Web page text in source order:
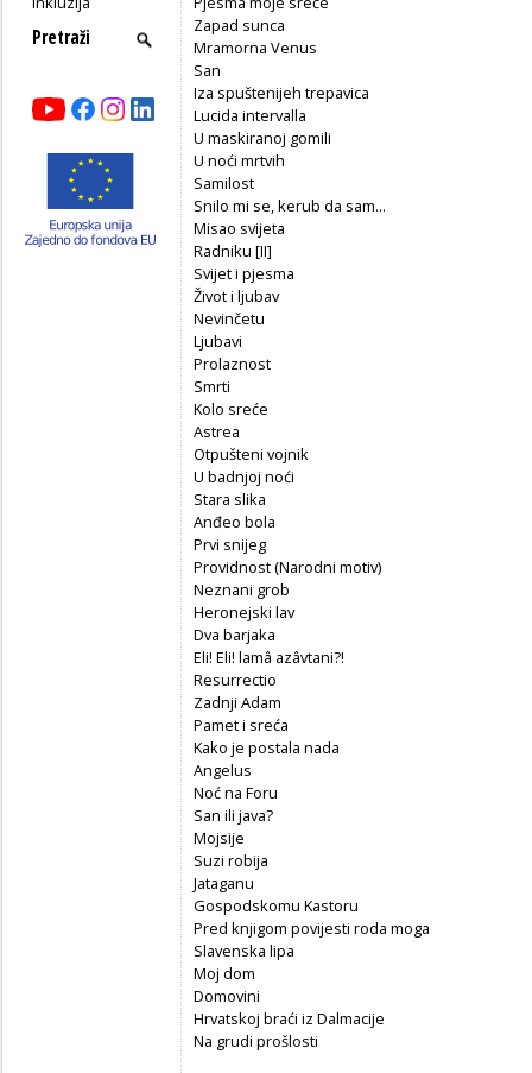
Zapad sunca
Mramorna Venus
San
Iza spuštenijeh trepavica
Lucida intervalla
U maskiranoj gomili
U noći mrtvih
Samilost
Snilo mi se, kerub da sam...
Misao svijeta
Radniku [II]
Svijet i pjesma
Život i ljubav
Nevinčetu
Ljubavi
Prolaznost
Smrti
Kolo sreće
Astrea
Otpušteni vojnik
U badnjoj noći
Stara slika
Anđeo bola
Prvi snijeg
Providnost (Narodni motiv)
Neznani grob
Heronejski lav
Dva barjaka
Eli! Eli! lamâ azâvtani?!
Resurrectio
Zadnji Adam
Pamet i sreća
Kako je postala nada
Angelus
Noć na Foru
San ili java?
Mojsije
Suzi robija
Jataganu
Gospodskomu Kastoru
Pred knjigom povijesti roda moga
Slavenska lipa
Moj dom
Domovini
Hrvatskoj braći iz Dalmacije
Na grudi prošlosti